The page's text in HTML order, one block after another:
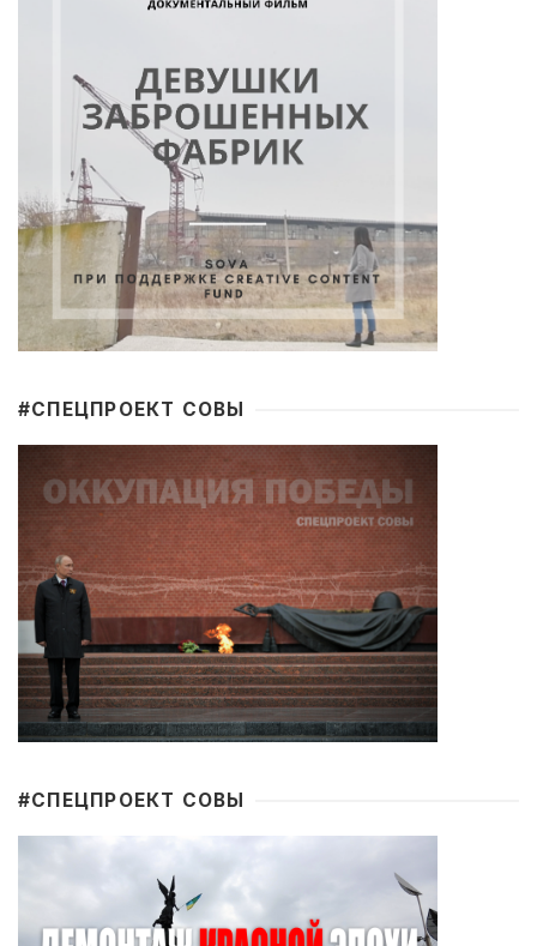
#CПЕЦПРОЕКТ СОВЫ
#CПЕЦПРОЕКТ СОВЫ